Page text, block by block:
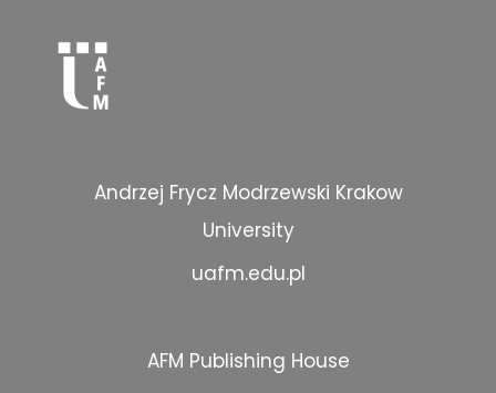
Andrzej Frycz Modrzewski Krakow
University
uafm.edu.pl
AFM Publishing House